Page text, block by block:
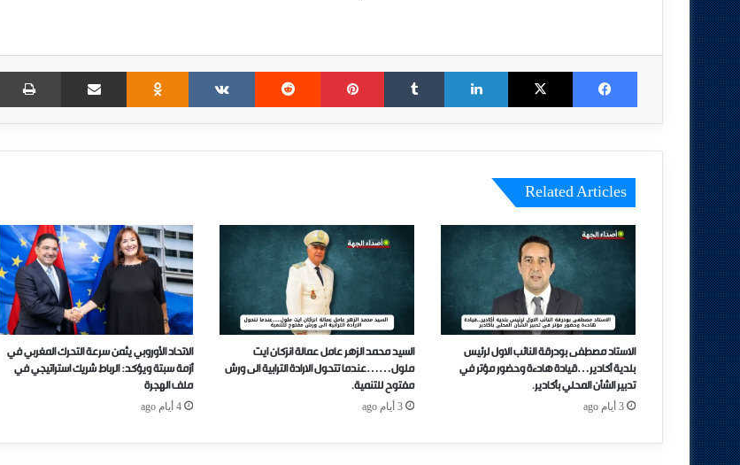
Facebook
X
LinkedIn
Tumblr
Pinterest
Reddit
VKontakte
Odnoklassniki
Share via Email
Related Articles
الاستاد مصطفى بودرقة النائب الاول لرئيس
بلدية أكادير…قيادة هادءة وحضور مؤتر في
تدبير الشأن المحلي بأكادير.
3 أيام ago
السيد محمد الزهر عامل عمالة انزكان ايت
ملول……عندما تتحول الارادة الترابية الى ورش
مفتوح للتنمية.
3 أيام ago
الاتحاد الأوروبي يثمن سرعة التحرك المغربي في
أزمة سبتة ويؤكد: الرباط شريك استراتيجي في
ملف الهجرة
4 أيام ago